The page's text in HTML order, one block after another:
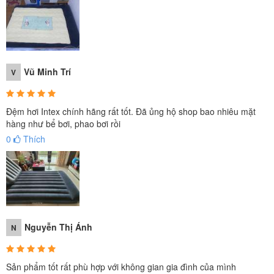
Có thể bạn quan tâm:
Hướng dẫn sử dụng đệm hơi Intex chi tiết từ A - Z mới
V Vũ Minh Trí
Đệm hơi Intex chính hãng rất tốt. Đã ủng hộ shop bao nhiêu mặt
hàng như bể bơi, phao bơi rồi
0
Thích
N Nguyễn Thị Ánh
Sản phẩm tốt rất phù hợp với không gian gia đình của mình